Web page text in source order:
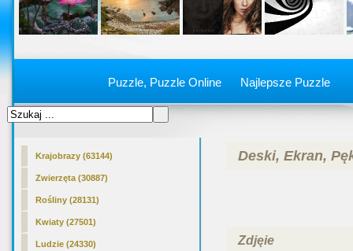
Puzzle, Puzzle Online Najlepsze Puzzle
Krajobrazy (63144)
Zwierzęta (30887)
Rośliny (28131)
Kwiaty (27501)
Ludzie (24330)
Deski, Ekran,
Zdjęie